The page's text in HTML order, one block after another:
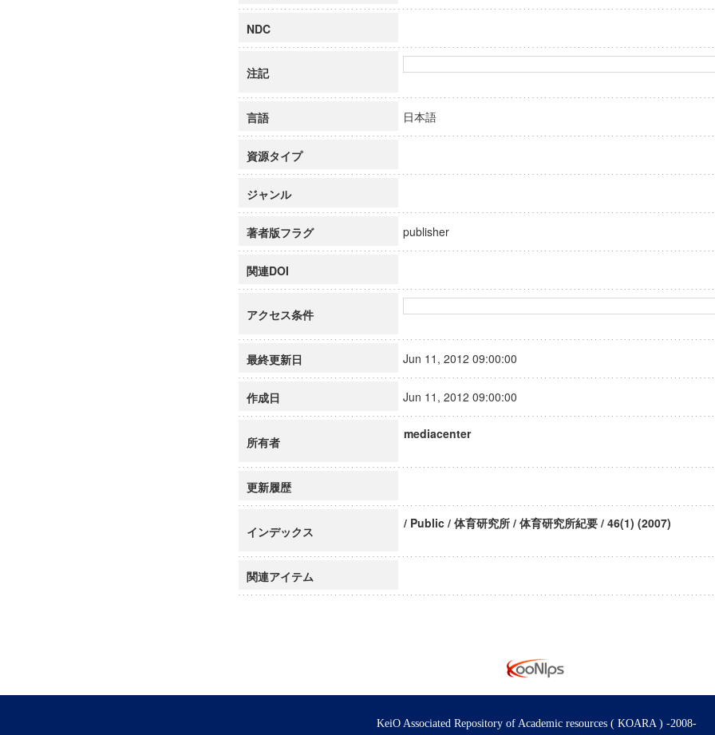
NDC
注記
言語 日本語
資源タイプ
ジャンル
著者版フラグ publisher
関連DOI
アクセス条件
最終更新日 Jun 11, 2012 09:00:00
作成日 Jun 11, 2012 09:00:00
所有者
mediacenter
更新履歴
インデックス
/ Public / 体育研究所 / 体育研究所紀要 / 46(1) (2007)
関連アイテム
KeiO Associated Repository of Academic resources ( KOARA ) -2008-